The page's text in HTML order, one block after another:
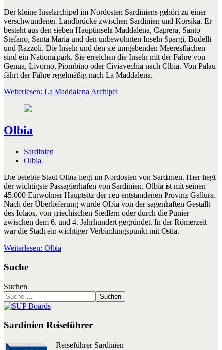
Der kleine Inselarchipel im Nordosten Sardiniens gehört zu einer
verschwundenen Landbrücke zwischen Sardinien und Korsika. Er
besteht aus den sieben Hauptinseln Maddalena, Caprera, Santo
Stefano, Santa Maria und den unbewohnten Inseln Spargi, Budelli
und Razzoli. Die Inseln und den sie umgebenden Meeresflächen
sind ein Nationalpark. Sie erreichen die Inseln mit der Fähre von
Genua, Livorno, Piombino oder Civiavechia nach Olbia. Von Palau
fährt der Fähre regelmäßig nach La Maddalena.
Weiterlesen: La Maddalena Archipel
Olbia
Sardinien
Olbia
Die belebte Stadt Olbia liegt im Nordosten von Sardinien. Hier liegt
der wichtigste Passagierhafen von Sardinien. Olbia ist mit seinen
45.000 Einwohner Hauptsitz der neu entstandenen Provinz Gallura.
Nach der Überlieferung wurde Olbia von der sagenhaften Gestallt
des Iolaos, von griechischen Siedlern oder durch die Punier
zwischen dem 6. und 4. Jahrhundert gegründet. In der Römerzeit
war die Stadt ein wichtiger Verbindungspunkt mit Ostia.
Weiterlesen: Olbia
Suche
Suchen
Suchen
Sardinien Reiseführer
Reiseführer Sardinien